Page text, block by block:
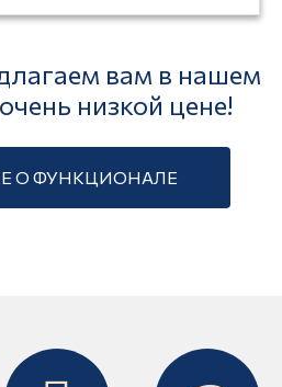
вам в нашем
низкой цене!
О ФУНКЦИОНАЛЕ